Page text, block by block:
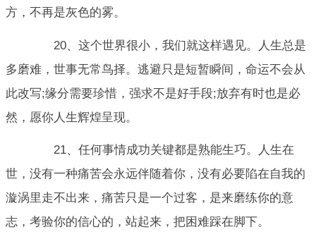
方，不再是灰色的雾。
20、这个世界很小，我们就这样遇见。人生总是
多磨难，世事无常鸟择。逃避只是短暂瞬间，命运不会从
此改写;缘分需要珍惜，强求不是好手段;放弃有时也是必
然，愿你人生辉煌呈现。
21、任何事情成功关键都是熟能生巧。人生在
世，没有一种痛苦会永远伴随着你，没有必要陷在自我的
漩涡里走不出来，痛苦只是一个过客，是来磨练你的意
志，考验你的信心的，站起来，把困难踩在脚下。